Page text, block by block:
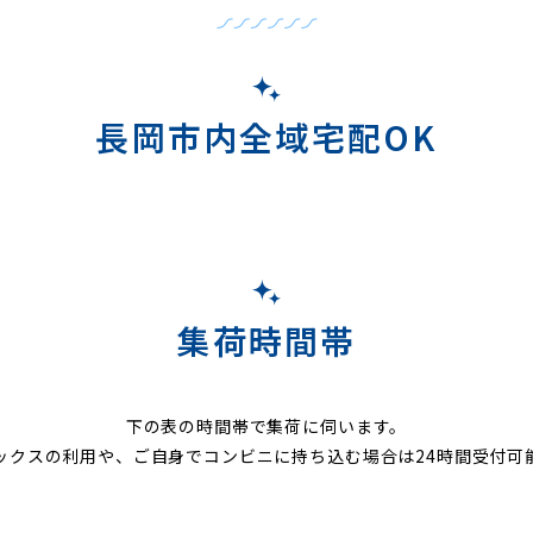
長岡市内全域宅配OK
集荷時間帯
下の表の時間帯で集荷に伺います。
クスの利用や、ご自身でコンビニに持ち込む場合は24時間受付可